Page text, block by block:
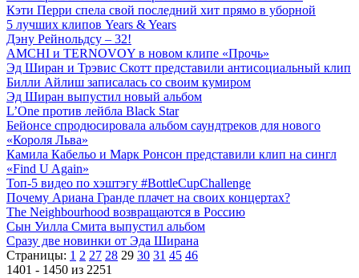
Кэти Перри спела свой последний хит прямо в уборной
5 лучших клипов Years & Years
Дэну Рейнольдсу – 32!
AMCHI и TERNOVOY в новом клипе «Прочь»
Эд Ширан и Трэвис Скотт представили антисоциальный клип
Билли Айлиш записалась со своим кумиром
Эд Ширан выпустил новый альбом
L’One против лейбла Black Star
Бейонсе спродюсировала альбом саундтреков для нового
«Короля Льва»
Камила Кабельо и Марк Ронсон представили клип на сингл
«Find U Again»
Топ-5 видео по хэштэгу #BottleCupChallenge
Почему Ариана Гранде плачет на своих концертах?
The Neighbourhood возвращаются в Россию
Сын Уилла Смита выпустил альбом
Сразу две новинки от Эда Ширана
Страницы: 1 2 27 28 29 30 31 45 46
1401 - 1450 из 2251